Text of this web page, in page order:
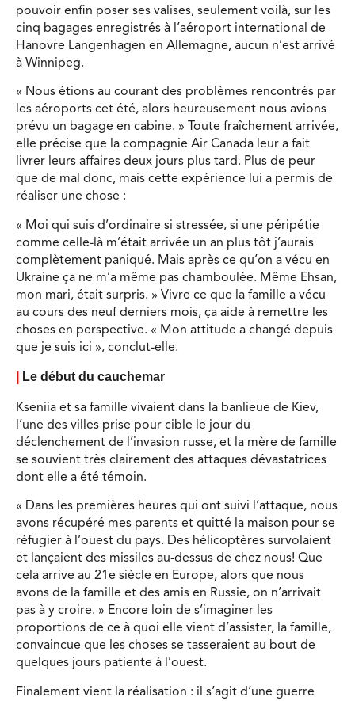
pouvoir enfin poser ses valises, seulement voilà, sur les
cinq bagages enregistrés à l’aéroport international de
Hanovre Langenhagen en Allemagne, aucun n’est arrivé
à Winnipeg.
« Nous étions au courant des problèmes rencontrés par
les aéroports cet été, alors heureusement nous avions
prévu un bagage en cabine. » Toute fraîchement arrivée,
elle précise que la compagnie Air Canada leur a fait
livrer leurs affaires deux jours plus tard. Plus de peur
que de mal donc, mais cette expérience lui a permis de
réaliser une chose :
« Moi qui suis d’ordinaire si stressée, si une péripétie
comme celle-là m’était arrivée un an plus tôt j’aurais
complètement paniqué. Mais après ce qu’on a vécu en
Ukraine ça ne m’a même pas chamboulée. Même Ehsan,
mon mari, était surpris. » Vivre ce que la famille a vécu
au cours des neuf derniers mois, ça aide à remettre les
choses en perspective. « Mon attitude a changé depuis
que je suis ici », conclut-elle.
Le début du cauchemar
Kseniia et sa famille vivaient dans la banlieue de Kiev,
l’une des villes prise pour cible le jour du
déclenchement de l’invasion russe, et la mère de famille
se souvient très clairement des attaques dévastatrices
dont elle a été témoin.
« Dans les premières heures qui ont suivi l’attaque, nous
avons récupéré mes parents et quitté la maison pour se
réfugier à l’ouest du pays. Des hélicoptères survolaient
et lançaient des missiles au-dessus de chez nous! Que
cela arrive au 21e siècle en Europe, alors que nous
avons de la famille et des amis en Russie, on n’arrivait
pas à y croire. » Encore loin de s’imaginer les
proportions de ce à quoi elle vient d’assister, la famille,
convaincue que les choses se tasseraient au bout de
quelques jours patiente à l’ouest.
Finalement vient la réalisation : il s’agit d’une guerre